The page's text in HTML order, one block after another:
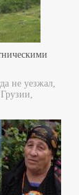
не уезжал,